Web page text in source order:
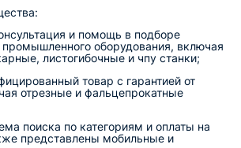
и помощь в подборе
оборудования, включая
листогибочные и чпу станки;
товар с гарантией от
отрезные и фальцепрокатные
поиска по категориям и оплаты на
представлены мобильные и